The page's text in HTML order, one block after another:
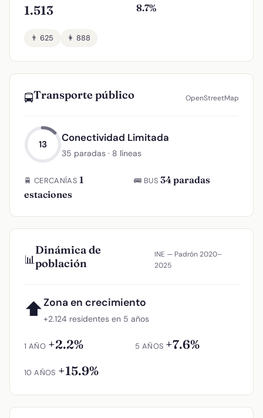
1.513 8.7%
👨 625 👩 888
🚍Transporte público OpenStreetMap
13
Conectividad Limitada
35 paradas · 8 líneas
🚆 CERCANÍAS 1
estaciones
🚌 BUS 34 paradas
📊
Dinámica de
población
INE — Padrón 2020–
2025
⬆Zona en crecimiento
+2.124 residentes en 5 años
1 AÑO +2.2% 5 AÑOS +7.6%
10 AÑOS +15.9%